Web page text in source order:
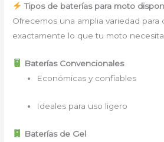
Tipos de baterías para moto
Ofrecemos una amplia variedad para
exactamente lo que tu moto
Baterías Convencionales
Económicas y confiables
Ideales para uso ligero
Baterías de Gel